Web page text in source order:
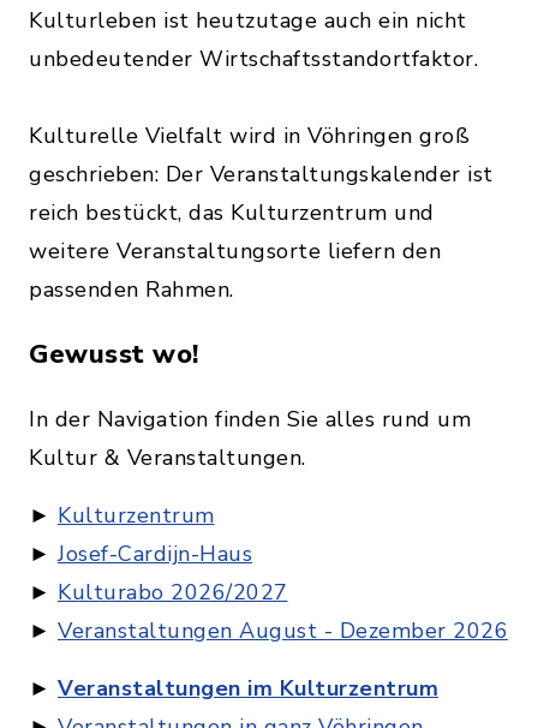
Kulturleben ist heutzutage auch ein nicht
unbedeutender Wirtschaftsstandortfaktor.
Kulturelle Vielfalt wird in Vöhringen groß
geschrieben: Der Veranstaltungskalender ist
reich bestückt, das Kulturzentrum und
weitere Veranstaltungsorte liefern den
passenden Rahmen.
Gewusst wo!
In der Navigation finden Sie alles rund um
Kultur & Veranstaltungen.
► Kulturzentrum
►Josef-Cardijn-Haus
► Kulturabo 2026/2027
► Veranstaltungen August - Dezember 2026
► Veranstaltungen im Kulturzentrum